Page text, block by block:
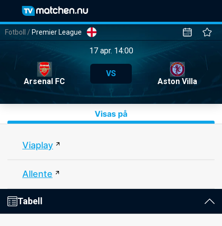
Fotboll / Premier League
17 apr. 14:00
Arsenal FC
VS
Aston Villa
Visas på
Viaplay
Allente
Tabell